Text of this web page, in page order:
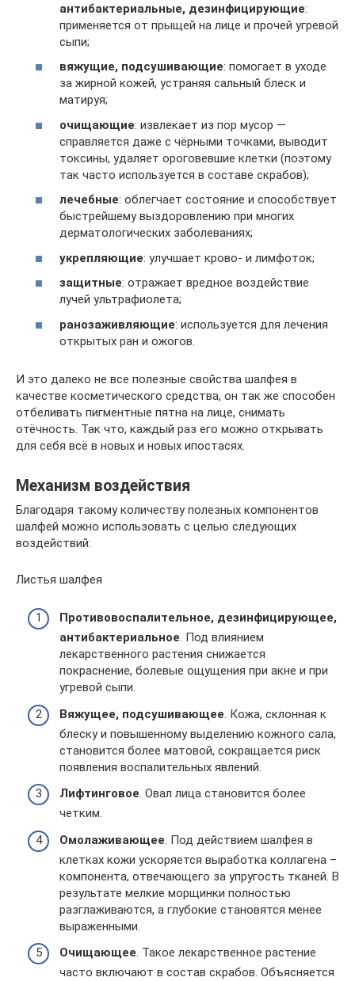
антибактериальные, дезинфицирующие:
применяется от прыщей на лице и прочей угревой
сыпи;
вяжущие, подсушивающие: помогает в уходе
за жирной кожей, устраняя сальный блеск и
матируя;
очищающие: извлекает из пор мусор —
справляется даже с чёрными точками, выводит
токсины, удаляет ороговевшие клетки (поэтому
так часто используется в составе скрабов);
лечебные: облегчает состояние и способствует
быстрейшему выздоровлению при многих
дерматологических заболеваниях;
укрепляющие: улучшает крово- и лимфоток;
защитные: отражает вредное воздействие
лучей ультрафиолета;
ранозаживляющие: используется для лечения
открытых ран и ожогов.
И это далеко не все полезные свойства шалфея в
качестве косметического средства, он так же способен
отбеливать пигментные пятна на лице, снимать
отёчность. Так что, каждый раз его можно открывать
для себя всё в новых и новых ипостасях.
Механизм воздействия
Благодаря такому количеству полезных компонентов
шалфей можно использовать с целью следующих
воздействий:
Листья шалфея
Противовоспалительное, дезинфицирующее,
антибактериальное. Под влиянием
лекарственного растения снижается
покраснение, болевые ощущения при акне и при
угревой сыпи.
Вяжущее, подсушивающее . Кожа, склонная к
блеску и повышенному выделению кожного сала,
становится более матовой, сокращается риск
появления воспалительных явлений.
Лифтинговое. Овал лица становится более
четким.
Омолаживающее . Под действием шалфея в
клетках кожи ускоряется выработка коллагена –
компонента, отвечающего за упругость тканей. В
результате мелкие морщинки полностью
разглаживаются, а глубокие становятся менее
выраженными.
Очищающее. Такое лекарственное растение
часто включают в состав скрабов. Объясняется